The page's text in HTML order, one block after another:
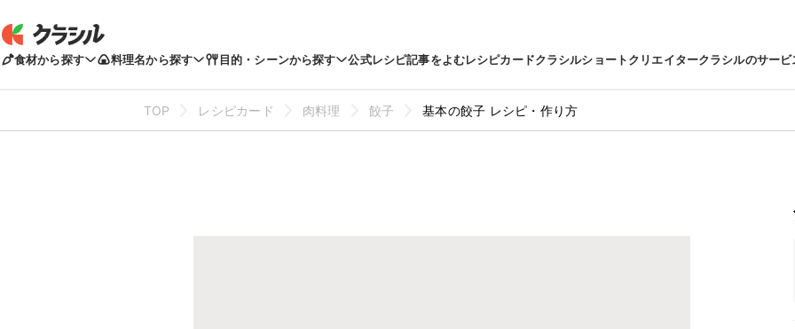
食材から探す 料理名から探す 目的・シーンから探す 公式レシピ記事をよむレシピカードクラシルショートクリエイタークラシルのサービ
TOP レシピカード 肉料理 餃子 基本の餃子 レシピ・作り方